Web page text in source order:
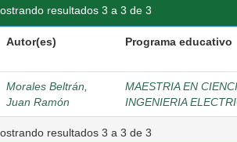
resultados 3 a 3 de 3
Autor(es) Programa educativo
Morales Beltrán,
Juan Ramón
MAESTRIA EN
INGENIERIA
resultados 3 a 3 de 3